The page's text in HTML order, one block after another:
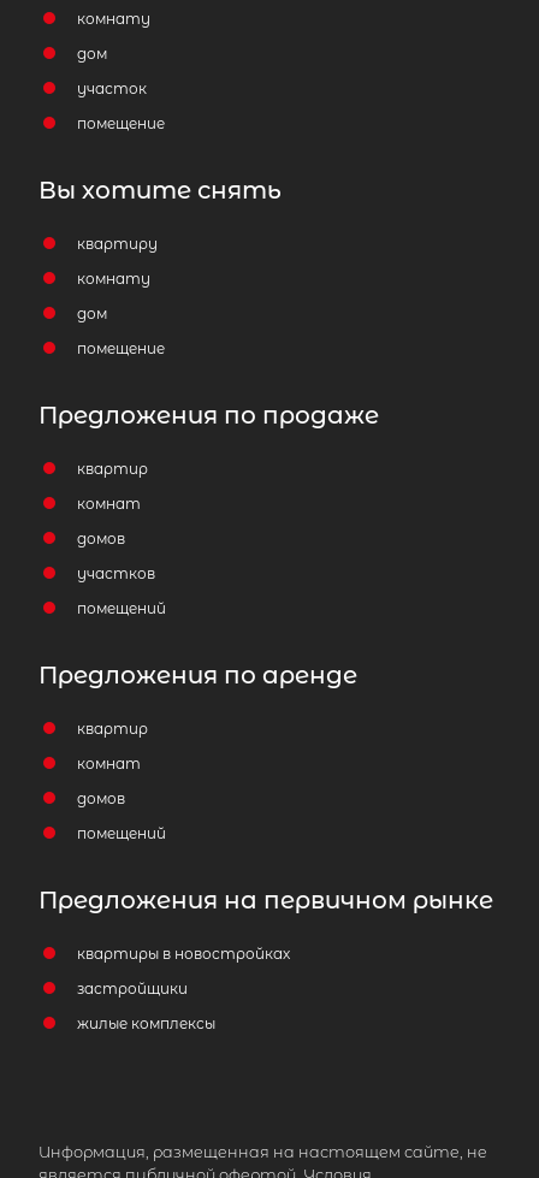
комнату
дом
участок
помещение
Вы хотите снять
квартиру
комнату
дом
помещение
Предложения по продаже
квартир
комнат
домов
участков
помещений
Предложения по аренде
квартир
комнат
домов
помещений
Предложения на первичном рынке
квартиры в новостройках
застройщики
жилые комплексы
Информация, размещенная на настоящем сайте, не